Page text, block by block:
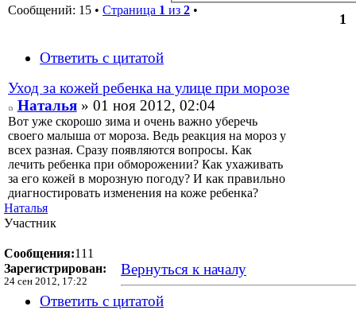
Сообщений: 15 • Страница 1 из 2 •
1
Ответить с цитатой
Уход за кожей ребенка на улице при морозе
Наталья» 01 ноя 2012, 02:04
Вот уже скорошо зима и очень важно уберечь
своего малыша от мороза. Ведь реакция на мороз у
всех разная. Сразу появляются вопросы. Как
лечить ребенка при обморожении? Как ухаживать
за его кожей в морозную погоду? И как правильно
диагностировать изменения на коже ребенка?
Наталья
Участник
Сообщения:111
Зарегистрирован:
24 сен 2012, 17:22
Вернуться к началу
Ответить с цитатой